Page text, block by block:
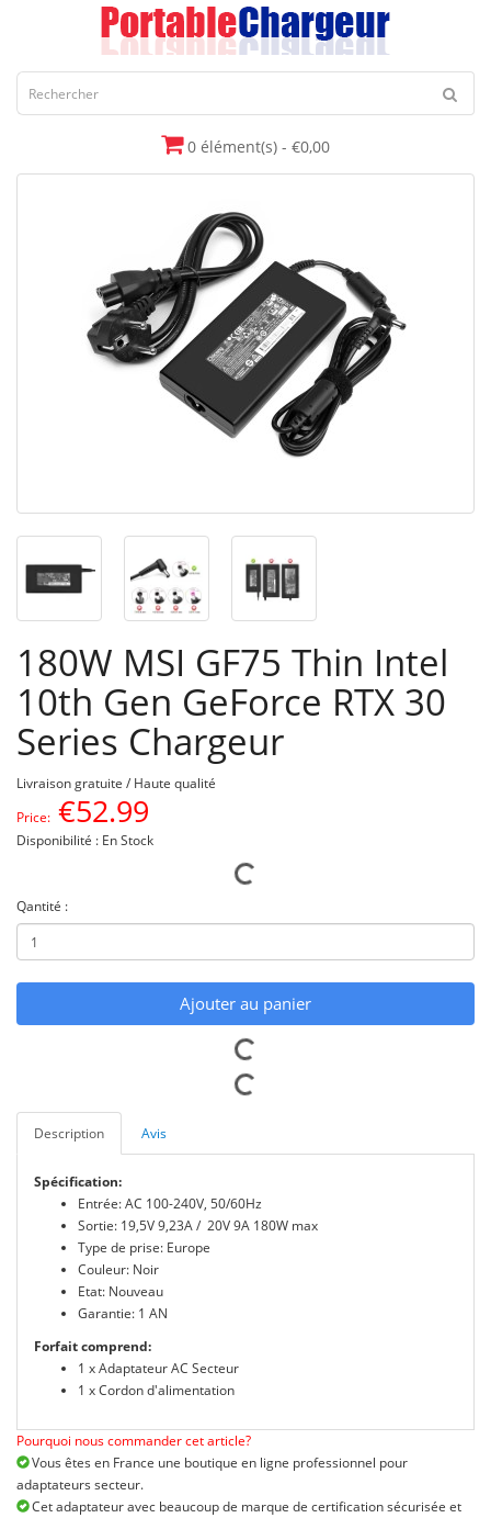
0 élément(s) - €0,00
180W MSI GF75 Thin Intel
10th Gen GeForce RTX 30
Series Chargeur
Livraison gratuite / Haute qualité
Price: €52.99
Disponibilité : En Stock
Qantité :
Ajouter au panier
Description Avis
Spécification:
Entrée: AC 100-240V, 50/60Hz
Sortie: 19,5V 9,23A / 20V 9A 180W max
Type de prise: Europe
Couleur: Noir
Etat: Nouveau
Garantie: 1 AN
Forfait comprend:
1 x Adaptateur AC Secteur
1 x Cordon d'alimentation
Pourquoi nous commander cet article?
Vous êtes en France une boutique en ligne professionnel pour
adaptateurs secteur.
Cet adaptateur avec beaucoup de marque de certification sécurisée et